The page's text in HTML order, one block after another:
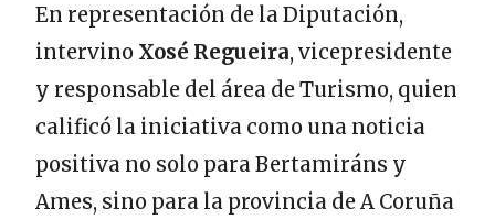
En representación de la Diputación,
intervino Xosé Regueira, vicepresidente
y responsable del área de Turismo, quien
calificó la iniciativa como una noticia
positiva no solo para Bertamiráns y
Ames, sino para la provincia de A Coruña